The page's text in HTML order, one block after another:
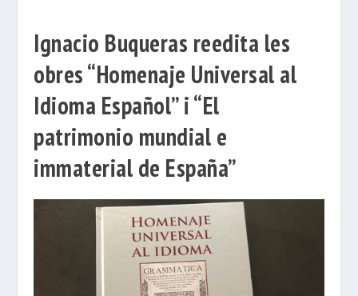
Ignacio Buqueras reedita les
obres “Homenaje Universal al
Idioma Español” i “El
patrimonio mundial e
immaterial de España”